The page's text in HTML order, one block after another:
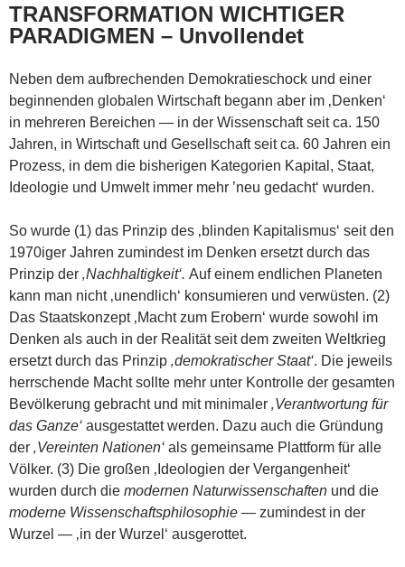
TRANSFORMATION WICHTIGER
PARADIGMEN – Unvollendet
Neben dem aufbrechenden Demokratieschock und einer
beginnenden globalen Wirtschaft begann aber im ‚Denken‘
in mehreren Bereichen — in der Wissenschaft seit ca. 150
Jahren, in Wirtschaft und Gesellschaft seit ca. 60 Jahren ein
Prozess, in dem die bisherigen Kategorien Kapital, Staat,
Ideologie und Umwelt immer mehr ’neu gedacht‘ wurden.
So wurde (1) das Prinzip des ‚blinden Kapitalismus‘ seit den
1970iger Jahren zumindest im Denken ersetzt durch das
Prinzip der ‚Nachhaltigkeit‘. Auf einem endlichen Planeten
kann man nicht ‚unendlich‘ konsumieren und verwüsten. (2)
Das Staatskonzept ‚Macht zum Erobern‘ wurde sowohl im
Denken als auch in der Realität seit dem zweiten Weltkrieg
ersetzt durch das Prinzip ‚demokratischer Staat‘. Die jeweils
herrschende Macht sollte mehr unter Kontrolle der gesamten
Bevölkerung gebracht und mit minimaler ‚Verantwortung für
das Ganze‘ ausgestattet werden. Dazu auch die Gründung
der ‚Vereinten Nationen‘ als gemeinsame Plattform für alle
Völker. (3) Die großen ‚Ideologien der Vergangenheit‘
wurden durch die modernen Naturwissenschaften und die
moderne Wissenschaftsphilosophie — zumindest in der
Wurzel — ‚in der Wurzel‘ ausgerottet.